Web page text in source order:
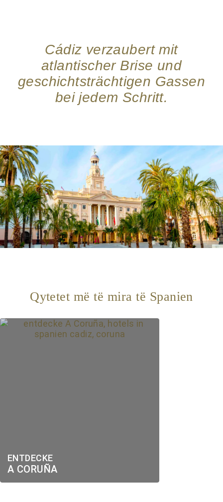
Cádiz verzaubert mit
atlantischer Brise und
geschichtsträchtigen Gassen
bei jedem Schritt.
Qytetet më të mira të Spanien
ENTDECKE
A CORUÑA